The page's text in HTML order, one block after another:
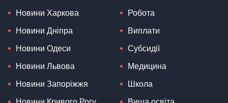
Новини Харкова
Новини Дніпра
Новини Одеси
Новини Львова
Новини Запоріжжя
Робота
Виплати
Субсидії
Медицина
Школа